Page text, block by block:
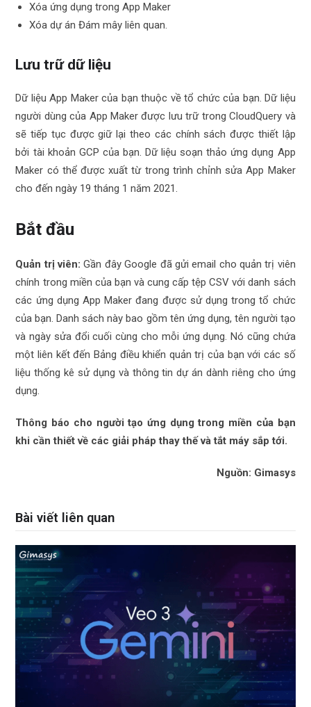
Xóa ứng dụng trong App Maker
Xóa dự án Đám mây liên quan.
Lưu trữ dữ liệu
Dữ liệu App Maker của bạn thuộc về tổ chức của bạn. Dữ liệu
người dùng của App Maker được lưu trữ trong CloudQuery và
sẽ tiếp tục được giữ lại theo các chính sách được thiết lập
bởi tài khoản GCP của bạn. Dữ liệu soạn thảo ứng dụng App
Maker có thể được xuất từ trong trình chỉnh sửa App Maker
cho đến ngày 19 tháng 1 năm 2021.
Bắt đầu
Quản trị viên: Gần đây Google đã gửi email cho quản trị viên
chính trong miền của bạn và cung cấp tệp CSV với danh sách
các ứng dụng App Maker đang được sử dụng trong tổ chức
của bạn. Danh sách này bao gồm tên ứng dụng, tên người tạo
và ngày sửa đổi cuối cùng cho mỗi ứng dụng. Nó cũng chứa
một liên kết đến Bảng điều khiển quản trị của bạn với các số
liệu thống kê sử dụng và thông tin dự án dành riêng cho ứng
dụng.
Thông báo cho người tạo ứng dụng trong miền của bạn
khi cần thiết về các giải pháp thay thế và tắt máy sắp tới.
Nguồn: Gimasys
Bài viết liên quan